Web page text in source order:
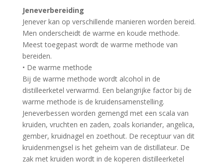
Jeneverbereiding
Jenever kan op verschillende manieren worden bereid.
Men onderscheidt de warme en koude methode.
Meest toegepast wordt de warme methode van
bereiden.
• De warme methode
Bij de warme methode wordt alcohol in de
distilleerketel verwarmd. Een belangrijke factor bij de
warme methode is de kruidensamenstelling.
Jeneverbessen worden gemengd met een scala van
kruiden, vruchten en zaden, zoals koriander, angelica,
gember, kruidnagel en zoethout. De receptuur van dit
kruidenmengsel is het geheim van de distillateur. De
zak met kruiden wordt in de koperen distilleerketel